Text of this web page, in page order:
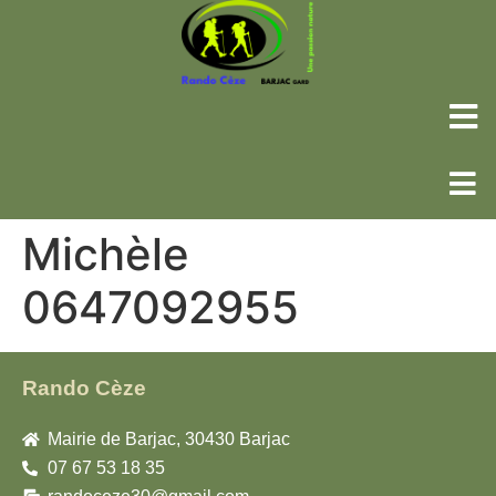
Michèle
0647092955
Rando Cèze
Mairie de Barjac, 30430 Barjac
07 67 53 18 35